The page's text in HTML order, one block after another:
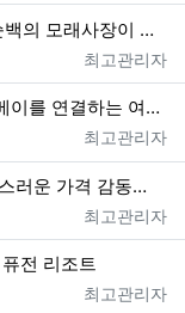
의 모래사장이 …
등록자
최고관리자
이를 연결하는 여…
등록자
최고관리자
러운 가격 감동…
등록자
최고관리자
전 리조트
등록자
최고관리자